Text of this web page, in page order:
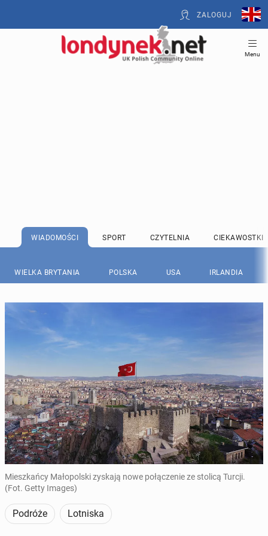
ZALOGUJ
Menu
WIADOMOŚCI SPORT CZYTELNIA CIEKAWOSTKI
WIELKA BRYTANIA POLSKA USA IRLANDIA
Mieszkańcy Małopolski zyskają nowe połączenie ze stolicą Turcji.
(Fot. Getty Images)
Podróże Lotniska